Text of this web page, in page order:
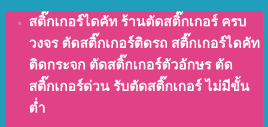
content
สติ๊กเกอร์ไดคัท ร้านตัดสติ๊กเกอร์ ครบ
วงจร ตัดสติ๊กเกอร์ติดรถ สติ๊กเกอร์ไดคัท
ติดกระจก ตัดสติ๊กเกอร์ตัวอักษร ตัด
สติ๊กเกอร์ด่วน รับตัดสติ๊กเกอร์ ไม่มีขั้น
ต่ำ